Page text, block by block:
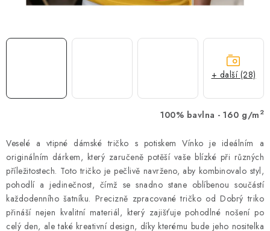
Obchodní podmínky
100% bavlna - 160 g/m 2
Veselé a vtipné dámské tričko s potiskem Vínko je ideálním a
originálním dárkem, který zaručeně potěší vaše blízké při různých
příležitostech. Toto tričko je pečlivě navrženo, aby kombinovalo styl,
pohodlí a jedinečnost, čímž se snadno stane oblíbenou součástí
každodenního šatníku. Precizně zpracované tričko od Dobrý triko
přináší nejen kvalitní materiál, který zajišťuje pohodlné nošení po
celý den, ale také kreativní design, díky kterému bude jeho nositelka
+ další (28)